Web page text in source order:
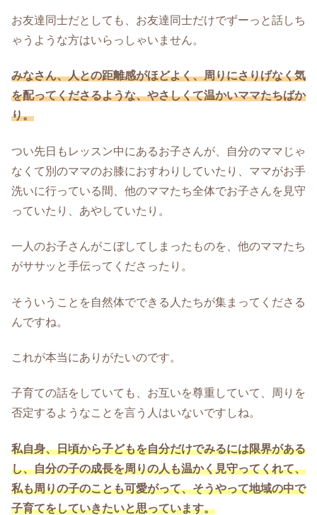
お友達同士だとしても、お友達同士だけでずーっと話しち
ゃうような方はいらっしゃいません。
みなさん、人との距離感がほどよく、周りにさりげなく気
を配ってくださるような、やさしくて温かいママたちばか
り。
つい先日もレッスン中にあるお子さんが、自分のママじゃ
なくて別のママのお膝におすわりしていたり、ママがお手
洗いに行っている間、他のママたち全体でお子さんを見守
っていたり、あやしていたり。
一人のお子さんがこぼしてしまったものを、他のママたち
がササッと手伝ってくださったり。
そういうことを自然体でできる人たちが集まってくださる
んですね。
これが本当にありがたいのです。
子育ての話をしていても、お互いを尊重していて、周りを
否定するようなことを言う人はいないですしね。
私自身、日頃から子どもを自分だけでみるには限界がある
し、自分の子の成長を周りの人も温かく見守ってくれて、
私も周りの子のことも可愛がって、そうやって地域の中で
子育てをしていきたいと思っています。